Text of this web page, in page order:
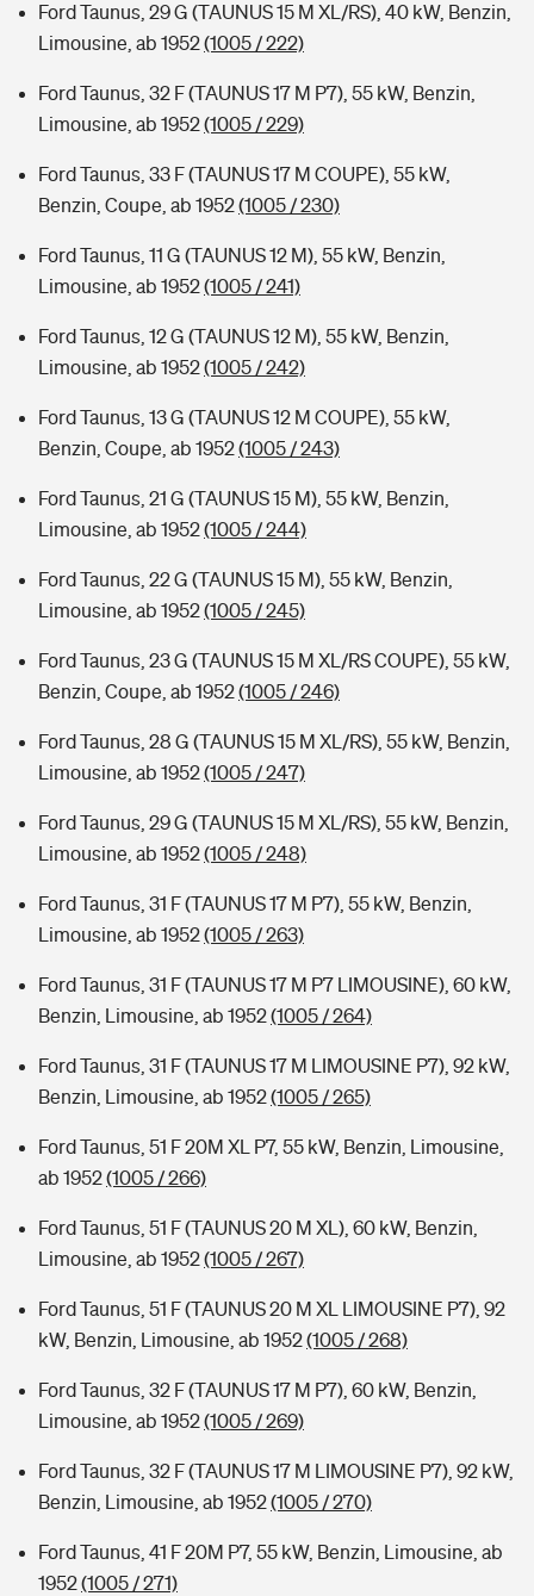
Ford Taunus, 29 G (TAUNUS 15 M XL/RS), 40 kW, Benzin,
Limousine, ab 1952(1005 / 222)
Ford Taunus, 32 F (TAUNUS 17 M P7), 55 kW, Benzin,
Limousine, ab 1952(1005 / 229)
Ford Taunus, 33 F (TAUNUS 17 M COUPE), 55 kW,
Benzin, Coupe, ab 1952(1005 / 230)
Ford Taunus, 11 G (TAUNUS 12 M), 55 kW, Benzin,
Limousine, ab 1952(1005 / 241)
Ford Taunus, 12 G (TAUNUS 12 M), 55 kW, Benzin,
Limousine, ab 1952(1005 / 242)
Ford Taunus, 13 G (TAUNUS 12 M COUPE), 55 kW,
Benzin, Coupe, ab 1952(1005 / 243)
Ford Taunus, 21 G (TAUNUS 15 M), 55 kW, Benzin,
Limousine, ab 1952(1005 / 244)
Ford Taunus, 22 G (TAUNUS 15 M), 55 kW, Benzin,
Limousine, ab 1952(1005 / 245)
Ford Taunus, 23 G (TAUNUS 15 M XL/RS COUPE), 55 kW,
Benzin, Coupe, ab 1952(1005 / 246)
Ford Taunus, 28 G (TAUNUS 15 M XL/RS), 55 kW, Benzin,
Limousine, ab 1952(1005 / 247)
Ford Taunus, 29 G (TAUNUS 15 M XL/RS), 55 kW, Benzin,
Limousine, ab 1952(1005 / 248)
Ford Taunus, 31 F (TAUNUS 17 M P7), 55 kW, Benzin,
Limousine, ab 1952(1005 / 263)
Ford Taunus, 31 F (TAUNUS 17 M P7 LIMOUSINE), 60 kW,
Benzin, Limousine, ab 1952(1005 / 264)
Ford Taunus, 31 F (TAUNUS 17 M LIMOUSINE P7), 92 kW,
Benzin, Limousine, ab 1952(1005 / 265)
Ford Taunus, 51 F 20M XL P7, 55 kW, Benzin, Limousine,
ab 1952(1005 / 266)
Ford Taunus, 51 F (TAUNUS 20 M XL), 60 kW, Benzin,
Limousine, ab 1952(1005 / 267)
Ford Taunus, 51 F (TAUNUS 20 M XL LIMOUSINE P7), 92
kW, Benzin, Limousine, ab 1952(1005 / 268)
Ford Taunus, 32 F (TAUNUS 17 M P7), 60 kW, Benzin,
Limousine, ab 1952(1005 / 269)
Ford Taunus, 32 F (TAUNUS 17 M LIMOUSINE P7), 92 kW,
Benzin, Limousine, ab 1952(1005 / 270)
Ford Taunus, 41 F 20M P7, 55 kW, Benzin, Limousine, ab
1952(1005 / 271)